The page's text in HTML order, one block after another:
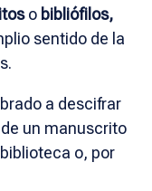
o bibliófilos,
sentido de la
a descifrar
un manuscrito
o, por